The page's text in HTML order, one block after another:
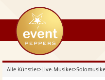
eventpeppers
Alle Künstler>Live-Musiker>